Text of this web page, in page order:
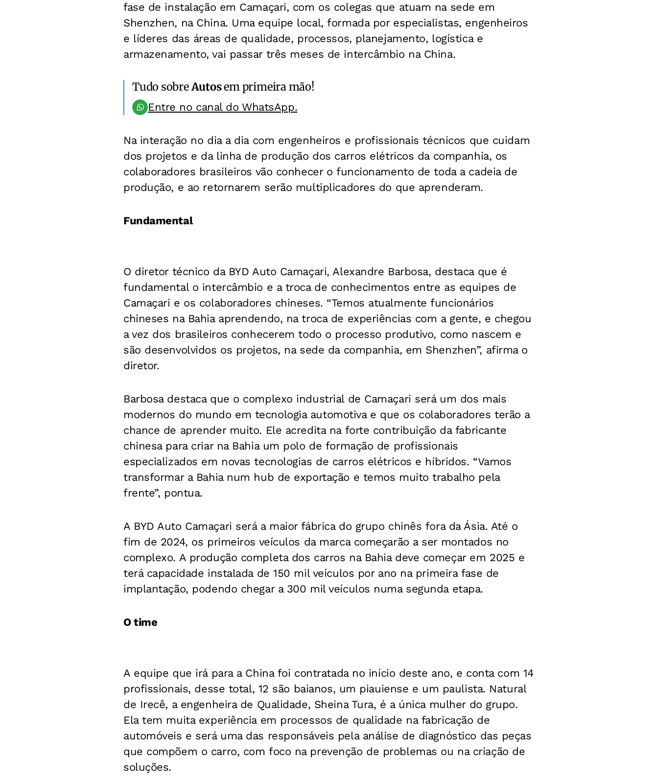
fase de instalação em Camaçari, com os colegas que atuam na sede em
Shenzhen, na China. Uma equipe local, formada por especialistas, engenheiros
e líderes das áreas de qualidade, processos, planejamento, logística e
armazenamento, vai passar três meses de intercâmbio na China.
Tudo sobreAutosem primeira mão!
Entre no canal do WhatsApp.
Na interação no dia a dia com engenheiros e profissionais técnicos que cuidam
dos projetos e da linha de produção dos carros elétricos da companhia, os
colaboradores brasileiros vão conhecer o funcionamento de toda a cadeia de
produção, e ao retornarem serão multiplicadores do que aprenderam.
Fundamental
O diretor técnico da BYD Auto Camaçari, Alexandre Barbosa, destaca que é
fundamental o intercâmbio e a troca de conhecimentos entre as equipes de
Camaçari e os colaboradores chineses. “Temos atualmente funcionários
chineses na Bahia aprendendo, na troca de experiências com a gente, e chegou
a vez dos brasileiros conhecerem todo o processo produtivo, como nascem e
são desenvolvidos os projetos, na sede da companhia, em Shenzhen”, afirma o
diretor.
Barbosa destaca que o complexo industrial de Camaçari será um dos mais
modernos do mundo em tecnologia automotiva e que os colaboradores terão a
chance de aprender muito. Ele acredita na forte contribuição da fabricante
chinesa para criar na Bahia um polo de formação de profissionais
especializados em novas tecnologias de carros elétricos e híbridos. “Vamos
transformar a Bahia num hub de exportação e temos muito trabalho pela
frente”, pontua.
A BYD Auto Camaçari será a maior fábrica do grupo chinês fora da Ásia. Até o
fim de 2024, os primeiros veículos da marca começarão a ser montados no
complexo. A produção completa dos carros na Bahia deve começar em 2025 e
terá capacidade instalada de 150 mil veículos por ano na primeira fase de
implantação, podendo chegar a 300 mil veículos numa segunda etapa.
O time
A equipe que irá para a China foi contratada no início deste ano, e conta com 14
profissionais, desse total, 12 são baianos, um piauiense e um paulista. Natural
de Irecê, a engenheira de Qualidade, Sheina Tura, é a única mulher do grupo.
Ela tem muita experiência em processos de qualidade na fabricação de
automóveis e será uma das responsáveis pela análise de diagnóstico das peças
que compõem o carro, com foco na prevenção de problemas ou na criação de
soluções.